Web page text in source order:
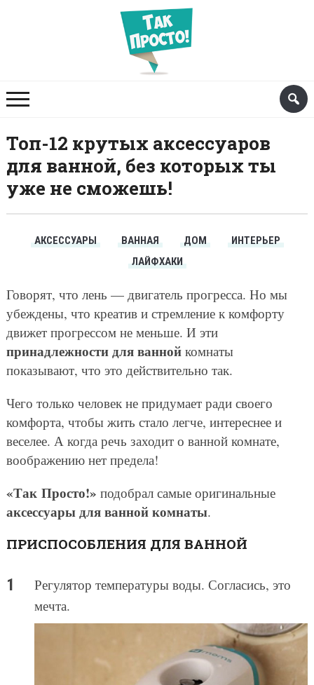
Топ-12 крутых аксессуаров
для ванной, без которых ты
уже не сможешь!
АКСЕССУАРЫ ВАННАЯ ДОМ
ИНТЕРЬЕР
ЛАЙФХАКИ
Говорят, что лень — двигатель прогресса. Но мы
убеждены, что креатив и стремление к комфорту
движет прогрессом не меньше. И эти
принадлежности для ваннойкомнаты
показывают, что это действительно так.
Чего только человек не придумает ради своего
комфорта, чтобы жить стало легче, интереснее и
веселее. А когда речь заходит о ванной комнате,
воображению нет предела!
«Так Просто!» подобрал самые оригинальные
аксессуары для ванной комнаты.
ПРИСПОСОБЛЕНИЯ ДЛЯ ВАННОЙ
Регулятор температуры воды. Согласись, это
мечта.